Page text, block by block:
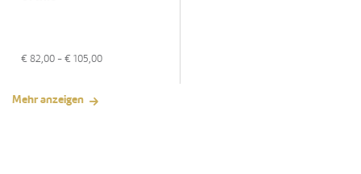
€ 82,00 - € 105,00
Mehr anzeigen